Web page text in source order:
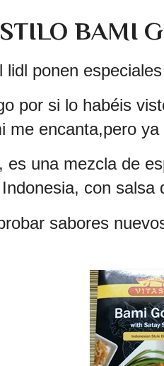
BAMI
lidl ponen
por si lo habéis
me encanta,pero
es una mezcla de
con salsa
sabores